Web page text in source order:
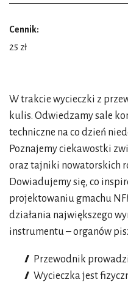
Cennik:
25 zł
W trakcie wycieczki z
kulis. Odwiedzamy sale
techniczne na co dzień
Poznajemy ciekawostki
oraz tajniki nowatorskich
Dowiadujemy się, co
projektowaniu gmachu
działania największego
instrumentu – organów
Przewodnik
Wycieczka jest